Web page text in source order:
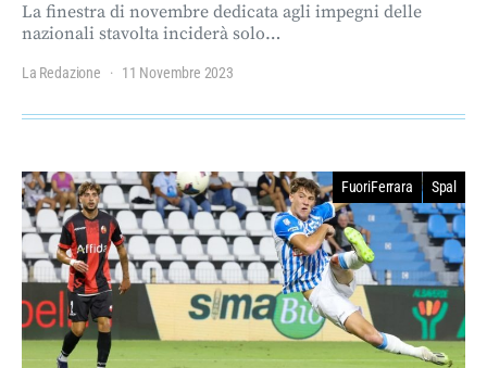
La finestra di novembre dedicata agli impegni delle
nazionali stavolta inciderà solo…
La Redazione 11 Novembre 2023
FuoriFerrara Spal